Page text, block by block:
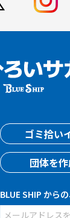
ゴミ拾い
団体を
BLUE SHIP から